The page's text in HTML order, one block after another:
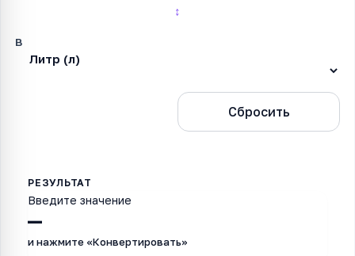
↕
В
Сбросить
—
Введите значение
и нажмите «Конвертировать»